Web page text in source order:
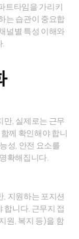
트타임을 가리키
는 습관이 중요합
널별 특성 이해와
.
만, 실제로는 근무
께 확인해야 합니
성, 안전 요소를
확해집니다.
, 지원하는 포지션
합니다. 근무지 접
원, 복지 등)을 함